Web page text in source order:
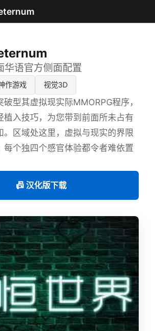
华语官方侧面配置
作游戏 视觉3D
型其虚拟现实际MMORPG程序，
植入技巧，为您带到前面所未占有
。区域处这里，虚拟与现实的界限
每个独四个感官体验都令者难依置
📠 汉化版下载